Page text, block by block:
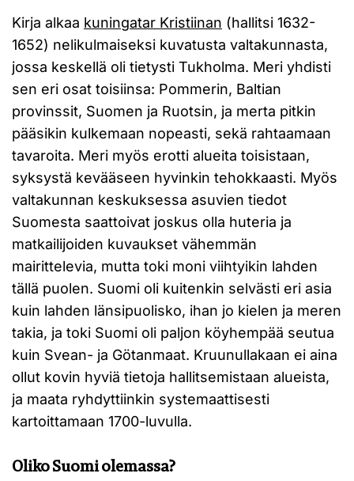
Kirja alkaa kuningatar Kristiinan (hallitsi 1632-
1652) nelikulmaiseksi kuvatusta valtakunnasta,
jossa keskellä oli tietysti Tukholma. Meri yhdisti
sen eri osat toisiinsa: Pommerin, Baltian
provinssit, Suomen ja Ruotsin, ja merta pitkin
pääsikin kulkemaan nopeasti, sekä rahtaamaan
tavaroita. Meri myös erotti alueita toisistaan,
syksystä kevääseen hyvinkin tehokkaasti. Myös
valtakunnan keskuksessa asuvien tiedot
Suomesta saattoivat joskus olla huteria ja
matkailijoiden kuvaukset vähemmän
mairittelevia, mutta toki moni viihtyikin lahden
tällä puolen. Suomi oli kuitenkin selvästi eri asia
kuin lahden länsipuolisko, ihan jo kielen ja meren
takia, ja toki Suomi oli paljon köyhempää seutua
kuin Svean- ja Götanmaat. Kruunullakaan ei aina
ollut kovin hyviä tietoja hallitsemistaan alueista,
ja maata ryhdyttiinkin systemaattisesti
kartoittamaan 1700-luvulla.
Oliko Suomi olemassa?